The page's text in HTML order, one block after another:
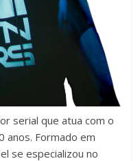
serial que atua com o
anos. Formado em
se especializou no